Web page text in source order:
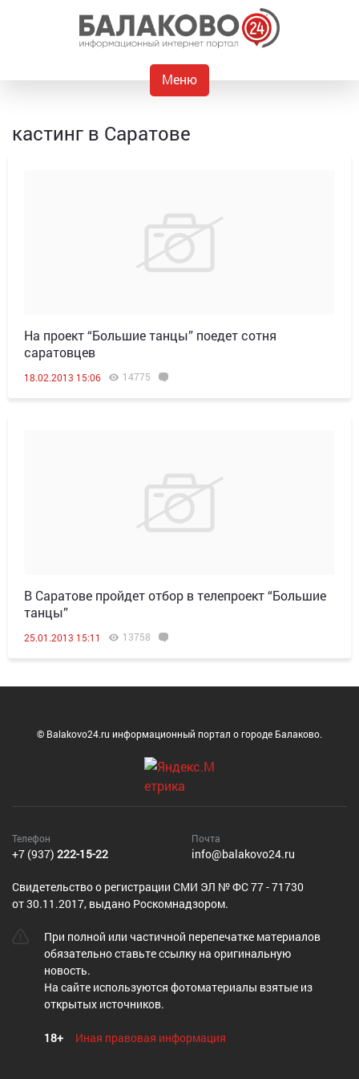
Меню
кастинг в Саратове
На проект “Большие танцы” поедет сотня
саратовцев
18.02.2013 15:06 14775
В Саратове пройдет отбор в телепроект “Большие
танцы”
25.01.2013 15:11 13758
© Balakovo24.ru информационный портал о городе Балаково.
Телефон
+7 (937) 222-15-22
Почта
info@balakovo24.ru
Cвидетельство о регистрации СМИ ЭЛ № ФС 77 - 71730
от 30.11.2017, выдано Роскомнадзором.
При полной или частичной перепечатке материалов
обязательно ставьте ссылку на оригинальную
новость.
На сайте используются фотоматериалы взятые из
открытых источников.
18+ Иная правовая информация